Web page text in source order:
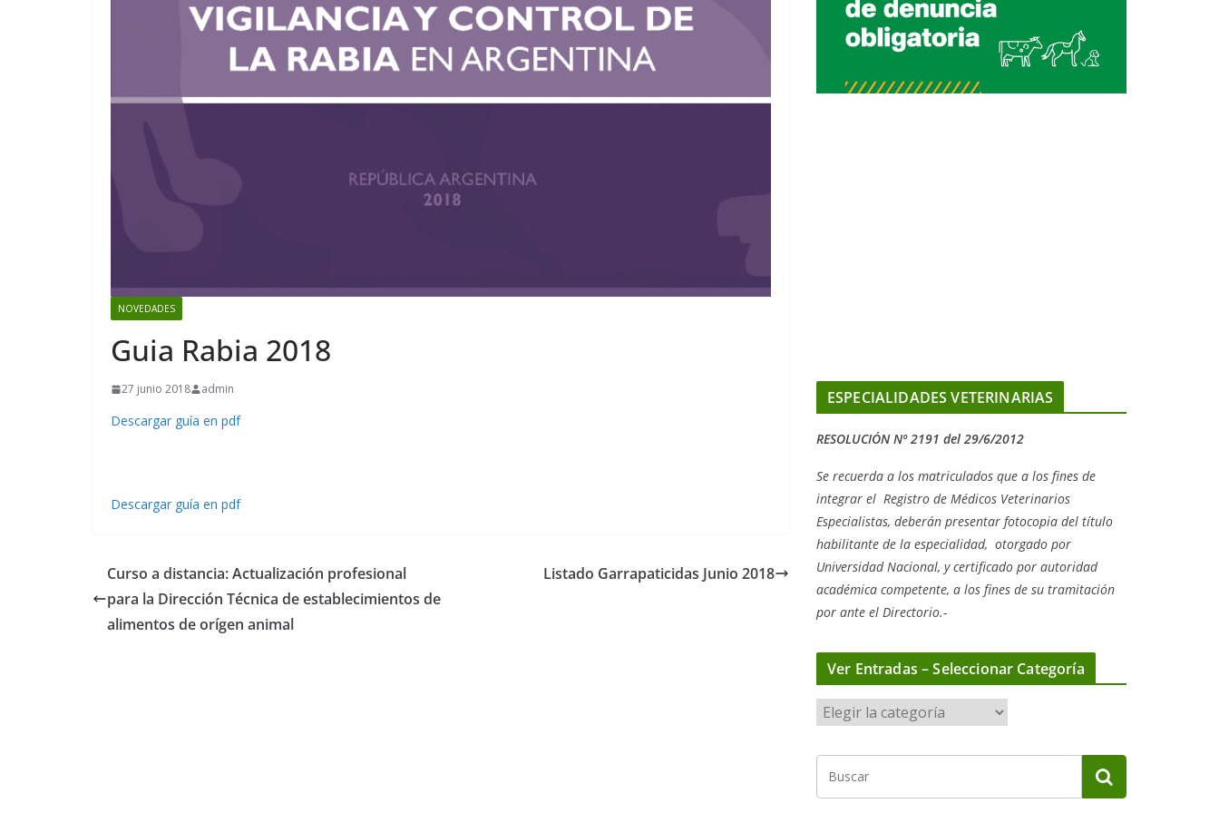
NOVEDADES
Guia Rabia 2018
27 junio 2018 admin
Descargar guía en pdf
Descargar guía en pdf
Curso a distancia: Actualización profesional
para la Dirección Técnica de establecimientos de
alimentos de orígen animal
Listado Garrapaticidas Junio 2018
ESPECIALIDADES VETERINARIAS
RESOLUCIÓN Nº 2191 del 29/6/2012
Se recuerda a los matriculados que a los fines de
integrar el Registro de Médicos Veterinarios
Especialistas, deberán presentar fotocopia del título
habilitante de la especialidad, otorgado por
Universidad Nacional, ycertificado por autoridad
académica competente, a los fines de su tramitación
por ante el Directorio.-
Ver Entradas – Seleccionar Categoría
e
r
n